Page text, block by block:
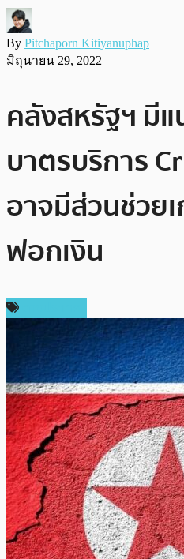
By Pitchaporn Kitiyanuphap
มิถุนายน 29, 2022
คลังสหรัฐฯ มีแ
บาตรบริการ
อาจมีส่วนช่วย
ฟอกเงิน